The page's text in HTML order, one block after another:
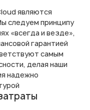
являются
следуем принципу
«всегда и везде»,
гарантией
самым
делая наши
надежно